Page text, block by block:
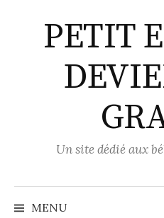
contenuPETIT
Un site dédié aux
MENU